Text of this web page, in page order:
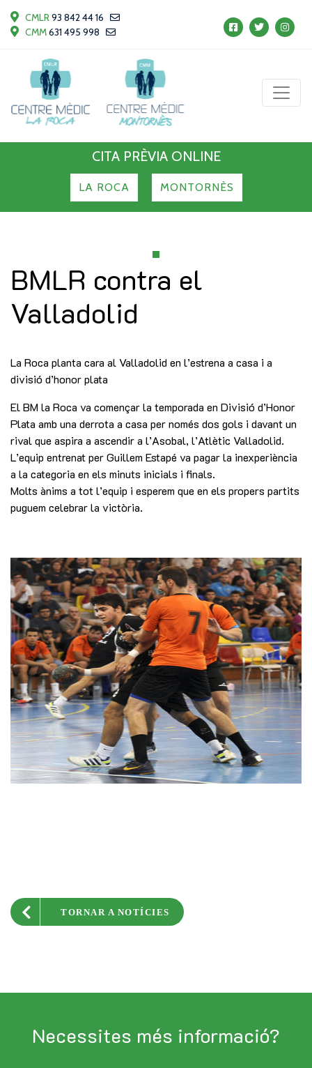
CMLR93 842 44 16
CMM631 495 998
CITA PRÈVIA ONLINE
LA ROCA MONTORNÈS
BMLR contra el
Valladolid
La Roca planta cara al Valladolid en l’estrena a casa i a
divisió d’honor plata
El BM la Roca va començar la temporada en Divisió d’Honor
Plata amb una derrota a casa per només dos gols i davant un
rival que aspira a ascendir a l’Asobal, l’Atlètic Valladolid.
L’equip entrenat per Guillem Estapé va pagar la inexperiència
a la categoria en els minuts inicials i finals.
Molts ànims a tot l’equip i esperem que en els propers partits
puguem celebrar la victòria.
TORNAR A NOTÍCIES
Necessites més informació?